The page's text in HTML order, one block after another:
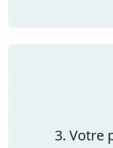
3. Votre